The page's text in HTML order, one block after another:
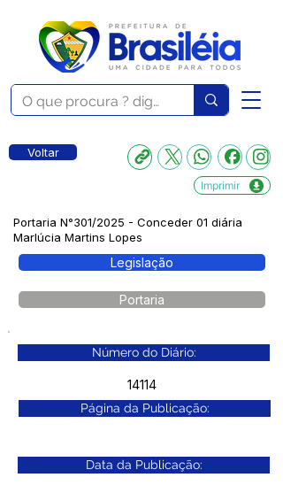
Voltar
Imprimir
Portaria N°301/2025 - Conceder 01 diária
Marlúcia Martins Lopes
Legislação
Portaria
Número do Diário:
14114
Página da Publicação:
Data da Publicação: